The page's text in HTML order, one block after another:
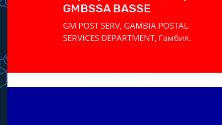
GMBSSA BASSE
GM POST SERV, GAMBIA POSTAL
SERVICES DEPARTMENT, Гамбия.